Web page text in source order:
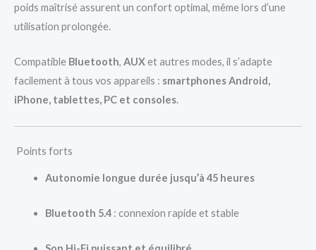
poids maîtrisé assurent un confort optimal, même lors d’une
utilisation prolongée.
Compatible Bluetooth, AUXet autres modes, il s’adapte
facilement à tous vos appareils : smartphones Android,
iPhone, tablettes, PC et consoles.
Points forts
Autonomie longue durée jusqu’à 45 heures
Bluetooth 5.4: connexion rapide et stable